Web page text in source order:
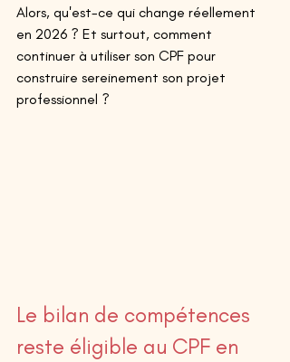
Alors, qu'est-ce qui change réellement
en 2026 ? Et surtout, comment
continuer à utiliser son CPF pour
construire sereinement son projet
professionnel ?
Le bilan de compétences
reste éligible au CPF en